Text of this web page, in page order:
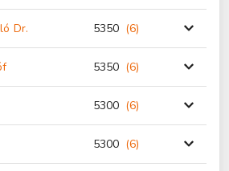
Dr. 5350 (6)
5350 (6)
5300 (6)
5300 (6)